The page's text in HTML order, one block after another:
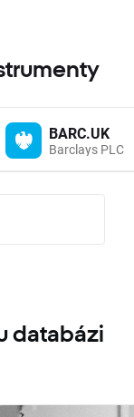
BARC.UK
Barclays PLC
databázi